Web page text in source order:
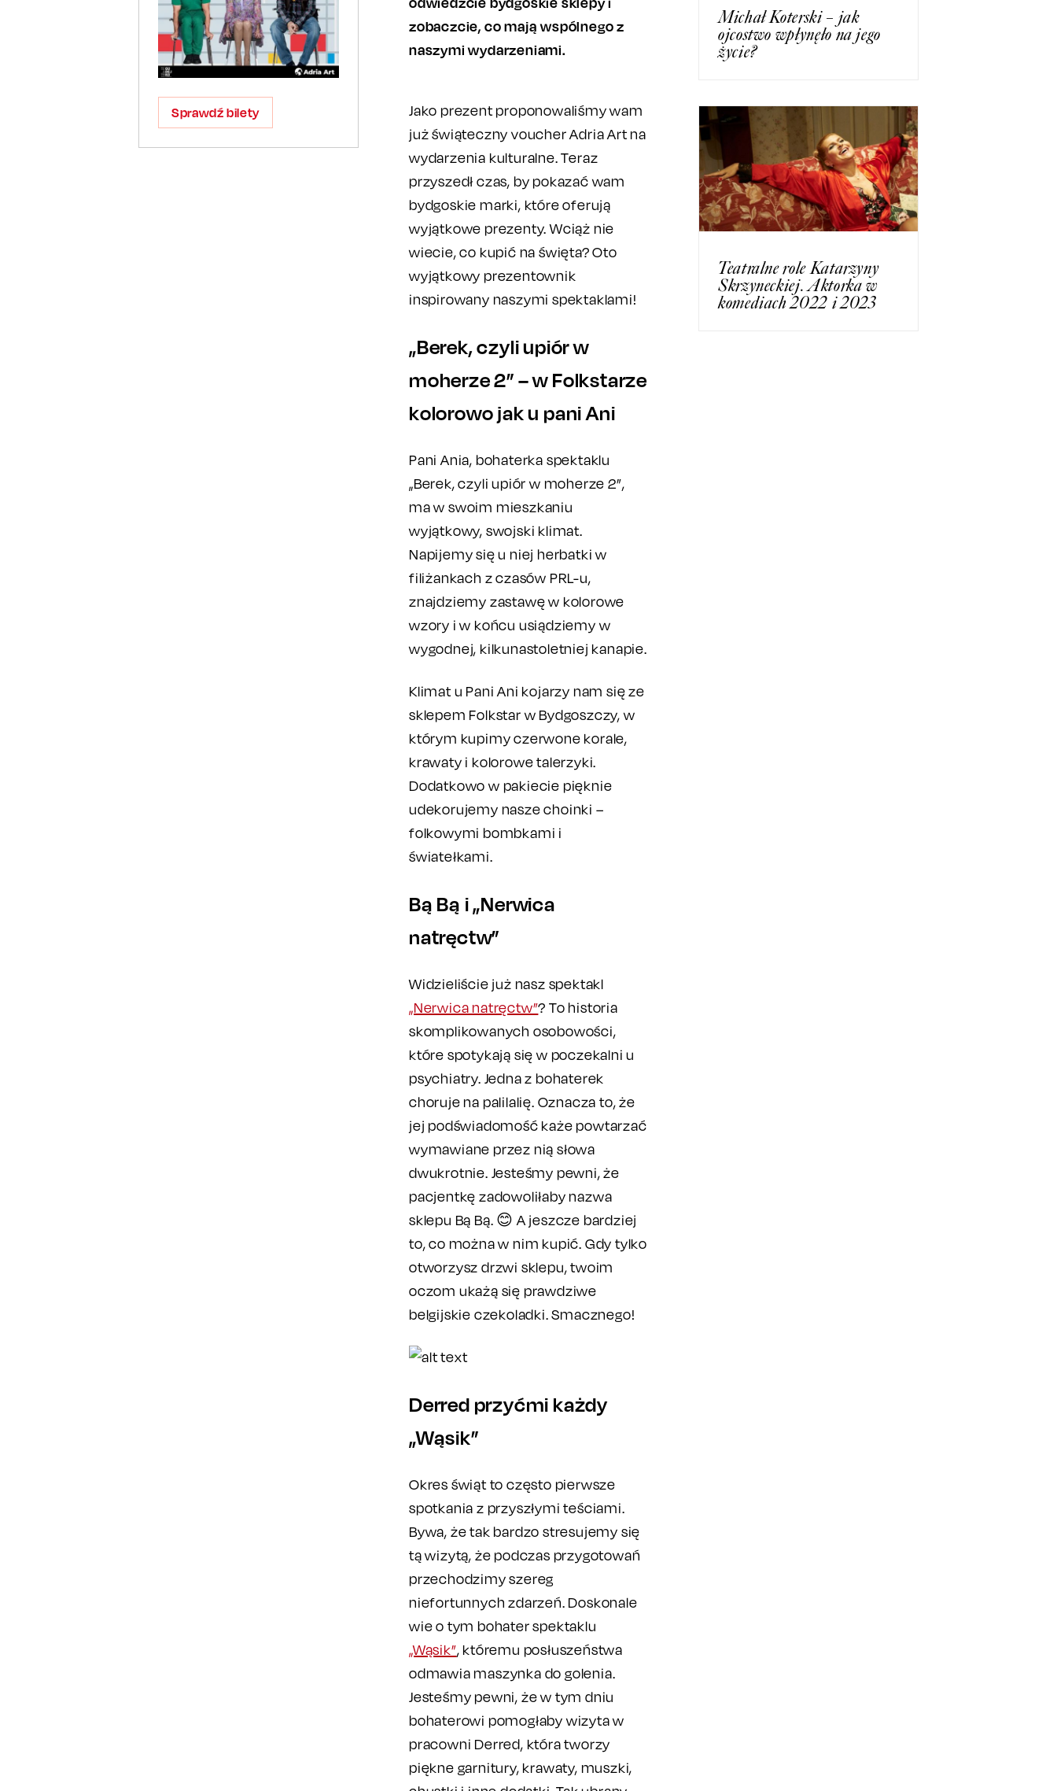
Sprawdź bilety
zobaczcie, co mają wspólnego z
naszymi wydarzeniami.
Jako prezent proponowaliśmy wam
już świąteczny voucher Adria Art na
wydarzenia kulturalne. Teraz
przyszedł czas, by pokazać wam
bydgoskie marki, które oferują
wyjątkowe prezenty. Wciąż nie
wiecie, co kupić na święta? Oto
wyjątkowy prezentownik
inspirowany naszymi spektaklami!
„Berek, czyli upiór w
moherze 2” – w Folkstarze
kolorowo jak u pani Ani
Pani Ania, bohaterka spektaklu
„Berek, czyli upiór w moherze 2”,
ma w swoim mieszkaniu
wyjątkowy, swojski klimat.
Napijemy się u niej herbatki w
filiżankach z czasów PRL-u,
znajdziemy zastawę w kolorowe
wzory i w końcu usiądziemy w
wygodnej, kilkunastoletniej kanapie.
Klimat u Pani Ani kojarzy nam się ze
sklepem Folkstar w Bydgoszczy, w
którym kupimy czerwone korale,
krawaty i kolorowe talerzyki.
Dodatkowo w pakiecie pięknie
udekorujemy nasze choinki –
folkowymi bombkami i
światełkami.
Bą Bą i „Nerwica
natręctw”
Widzieliście już nasz spektakl
„Nerwica natręctw”? To historia
skomplikowanych osobowości,
które spotykają się w poczekalni u
psychiatry. Jedna z bohaterek
choruje na palilalię. Oznacza to, że
jej podświadomość każe powtarzać
wymawiane przez nią słowa
dwukrotnie. Jesteśmy pewni, że
pacjentkę zadowoliłaby nazwa
sklepu Bą Bą. 😊 A jeszcze bardziej
to, co można w nim kupić. Gdy tylko
otworzysz drzwi sklepu, twoim
oczom ukażą się prawdziwe
belgijskie czekoladki. Smacznego!
Derred przyćmi każdy
„Wąsik”
Okres świąt to często pierwsze
spotkania z przyszłymi teściami.
Bywa, że tak bardzo stresujemy się
tą wizytą, że podczas przygotowań
przechodzimy szereg
niefortunnych zdarzeń. Doskonale
wie o tym bohater spektaklu
„Wąsik”, któremu posłuszeństwa
odmawia maszynka do golenia.
Jesteśmy pewni, że w tym dniu
bohaterowi pomogłaby wizyta w
pracowni Derred, która tworzy
piękne garnitury, krawaty, muszki,
Michał Koterski – jak
ojcostwo wpłynęło na jego
życie?
Teatralne role Katarzyny
Skrzyneckiej. Aktorka w
komediach 2022 i 2023